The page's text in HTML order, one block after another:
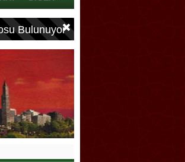
Bulunuyor